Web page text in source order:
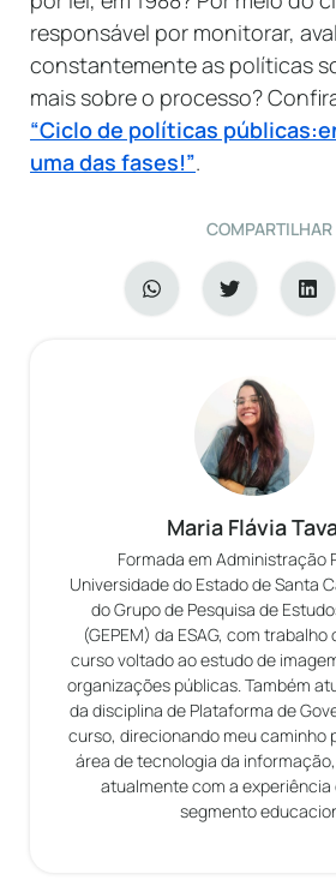
responsável por monitorar,
constantemente as políticas
mais sobre o processo?
“Ciclo de políticas
uma das fases!”.
COMPARTILHAR
Maria Flávia
Formada em Administração
Universidade do Estado de Santa
do Grupo de Pesquisa de
(GEPEM) da ESAG, com
curso voltado ao estudo de
organizações públicas. Também
da disciplina de Plataforma de
curso, direcionando meu caminho
área de tecnologia da
atualmente com a experiência
segmento